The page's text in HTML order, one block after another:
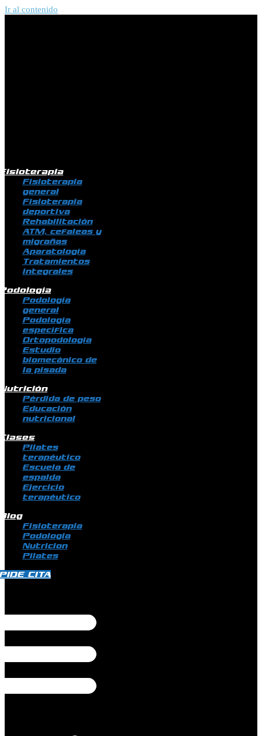
Ir al contenido
Fisioterapia
general
Fisioterapia
deportiva
Rehabilitación
ATM, cefaleas y
migrañas
Aparatología
Tratamientos
integrales
Podología
general
Podología
específica
Ortopodología
Estudio
biomecánico de
la pisada
Pérdida de peso
Educación
nutricional
Pilates
terapéutico
Escuela de
espalda
Ejercicio
terapéutico
Fisioterapia
Podologia
Nutricion
Pilates
CITA